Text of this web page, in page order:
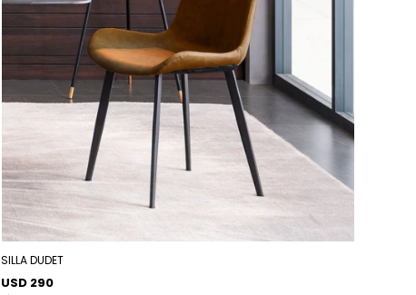
SILLA DUDET
USD 290